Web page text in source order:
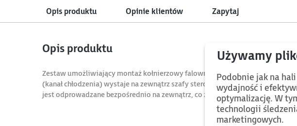
Opis produktu Opinie klientów Zapytaj
Opis produktu
Zestaw umożliwiający montaż kołnierzowy falownika DRV-240 o mocy 11-
(kanał chłodzenia) wystaje na zewnątrz szafy sterowniczej, a panel
jest odprowadzane bezpośrednio na zewnątrz, co znacząco redukuje
Podobnie jak na
wydajność i
optymalizację. W
technologii
marketingowych.